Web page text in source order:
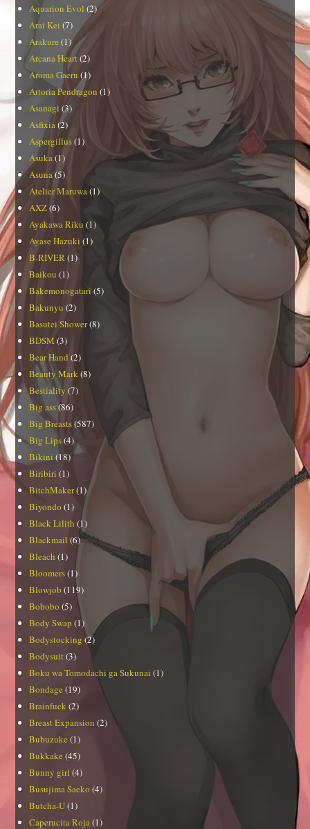
Aquarion Evol (2)
Arai Kei (7)
Arakure (1)
Arcana Heart(2)
Aroma Gaeru (1)
Artoria Pendragon (1)
Asanagi (3)
Asfixia(2)
Aspergillus(1)
Asuka(1)
Asuna(5)
Atelier Maruwa(1)
AXZ(6)
Ayakawa Riku (1)
Ayase Hazuki (1)
B-RIVER(1)
Baikou (1)
Bakemonogatari (5)
Bakunyu (2)
Basutei Shower(8)
BDSM (3)
Bear Hand(2)
Beauty Mark(8)
Bestiality (7)
Big ass(86)
Big Breasts(587)
Big Lips(4)
Bikini (18)
Biribiri (1)
BitchMaker(1)
Biyondo (1)
Black Lilith (1)
Blackmail (6)
Bleach (1)
Bloomers(1)
Blowjob (119)
Bobobo (5)
Body Swap (1)
Bodystocking (2)
Bodysuit (3)
Boku wa Tomodachi ga Sukunai (1)
Bondage (19)
Brainfuck (2)
Breast Expansion (2)
Bubuzuke (1)
Bukkake (45)
Bunny girl (4)
Busujima Saeko (4)
Butcha-U(1)
Caperucita Roja(1)